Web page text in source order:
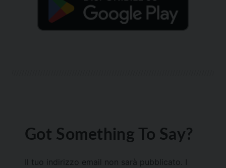
Got Something To Say?
Il tuo indirizzo email non sarà pubblicato.